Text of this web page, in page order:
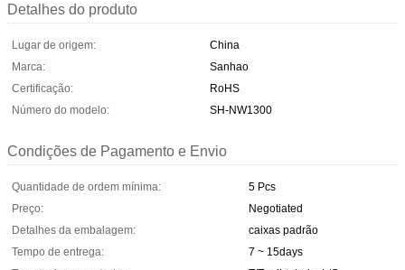
Detalhes do produto
Lugar de origem:
China
Marca:
Sanhao
Certificação:
RoHS
Número do modelo:
SH-NW1300
Condições de Pagamento e Envio
Quantidade de ordem mínima:
5 Pcs
Preço:
Negotiated
Detalhes da embalagem:
caixas padrão
Tempo de entrega:
7 ~ 15days